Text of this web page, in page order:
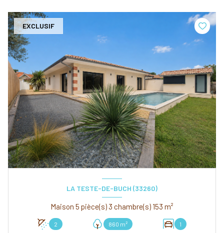
EXCLUSIF
LA TESTE-DE-BUCH (33260)
Maison 5 pièce(s) 3 chambre(s) 153 m²
2 860 m² 1